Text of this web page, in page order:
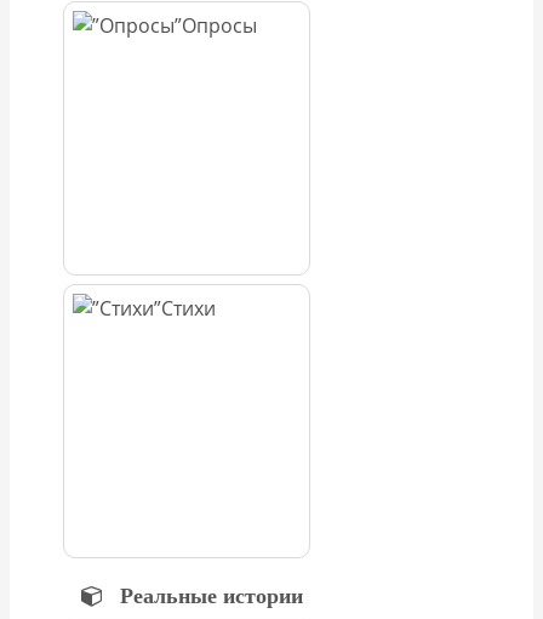
Опросы
Стихи
Реальные истории